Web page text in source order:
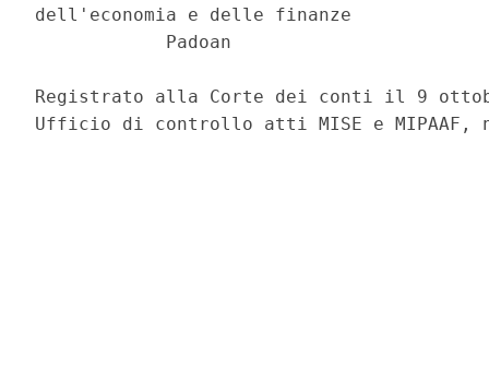
dell'economia e delle finanze
            Padoan
Registrato alla Corte dei conti il 9